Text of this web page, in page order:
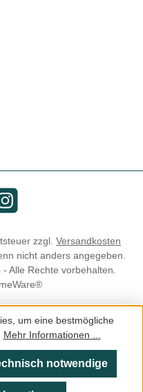
zzgl. Versandkosten
nicht anders angegeben.
Alle Rechte vorbehalten.
um eine bestmögliche
Mehr Informationen ...
notwendige